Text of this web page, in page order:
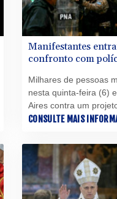
Manifestantes
confronto com
em favor da
privada
Milhares de pessoas
nesta quinta-feira (6)
Aires contra um
defesa da propriedade
Javier Milei, em um
terminou em
polícia.
CONSULTE MAIS